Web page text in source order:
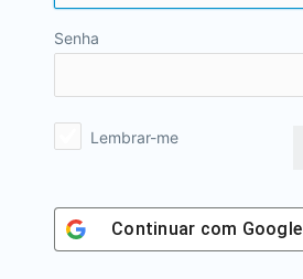
Senha
Lembrar-me
Continuar com Google